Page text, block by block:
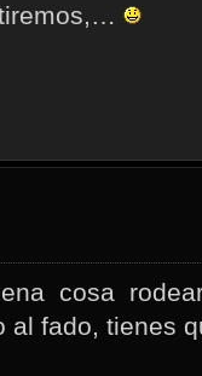
cosa
al fado, tienes